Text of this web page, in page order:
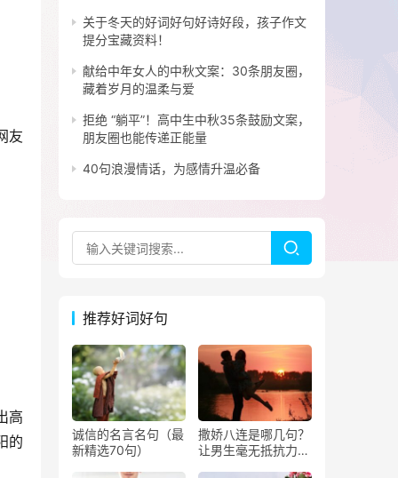
友
高
的
关于冬天的好词好句好诗好段，孩子作文
提分宝藏资料！
献给中年女人的中秋文案：30条朋友圈，
藏着岁月的温柔与爱
拒绝 “躺平”！高中生中秋35条鼓励文案，
朋友圈也能传递正能量
40句浪漫情话，为感情升温必备
推荐好词好句
诚信的名言名句（最
新精选70句）
撒娇八连是哪几句？
让男生毫无抵抗力撒